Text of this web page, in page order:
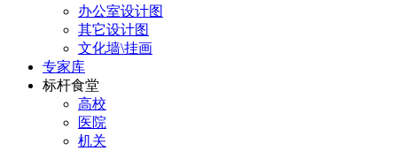
办公室设计图
其它设计图
文化墙\挂画
专家库
标杆食堂
高校
医院
机关